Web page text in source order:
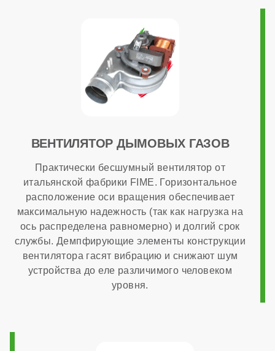
настенный
Диаметр дымохода
60x100 мм
Диаметр патрубков отопления (резьба)
3/4 дюйма
ВЕНТИЛЯТОР ДЫМОВЫХ ГАЗОВ
Практически бесшумный вентилятор от
итальянской фабрики FIME. Горизонтальное
расположение оси вращения обеспечивает
максимальную надежность (так как нагрузка на
ось распределена равномерно) и долгий срок
службы. Демпфирующие элементы конструкции
вентилятора гасят вибрацию и снижают шум
устройства до еле различимого человеком
уровня.